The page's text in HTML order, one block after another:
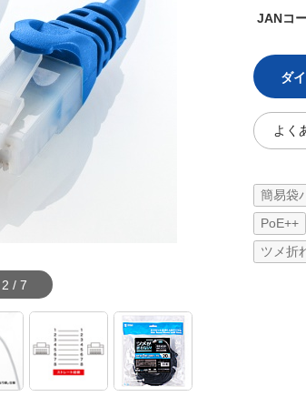
2 /7
JANコ
ダ
よく
簡易袋
PoE++
ツメ折